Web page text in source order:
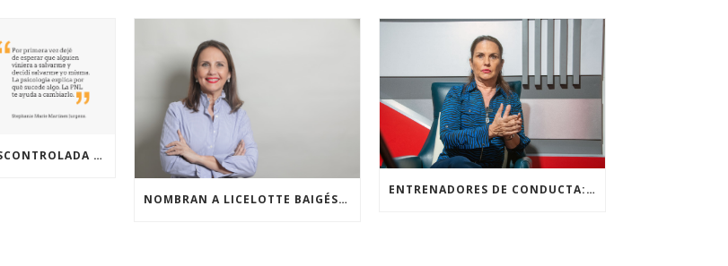
NO ERA UNA DESCONTROLADA EMOCIONAL – NECESITABA PNL
NOMBRAN A LICELOTTE BAIGÉS COMO EMBAJADORA PARA APOYAR DESARROLLO PROGRAMACIÓN NEUROLINGÜÍSTICA EN RD
ENTRENADORES DE CONDUCTA: NEURO COACHS Y SU ROL EN LA SANACIÓN EMOCIONAL Y EL DESBLOQUEO MENTAL